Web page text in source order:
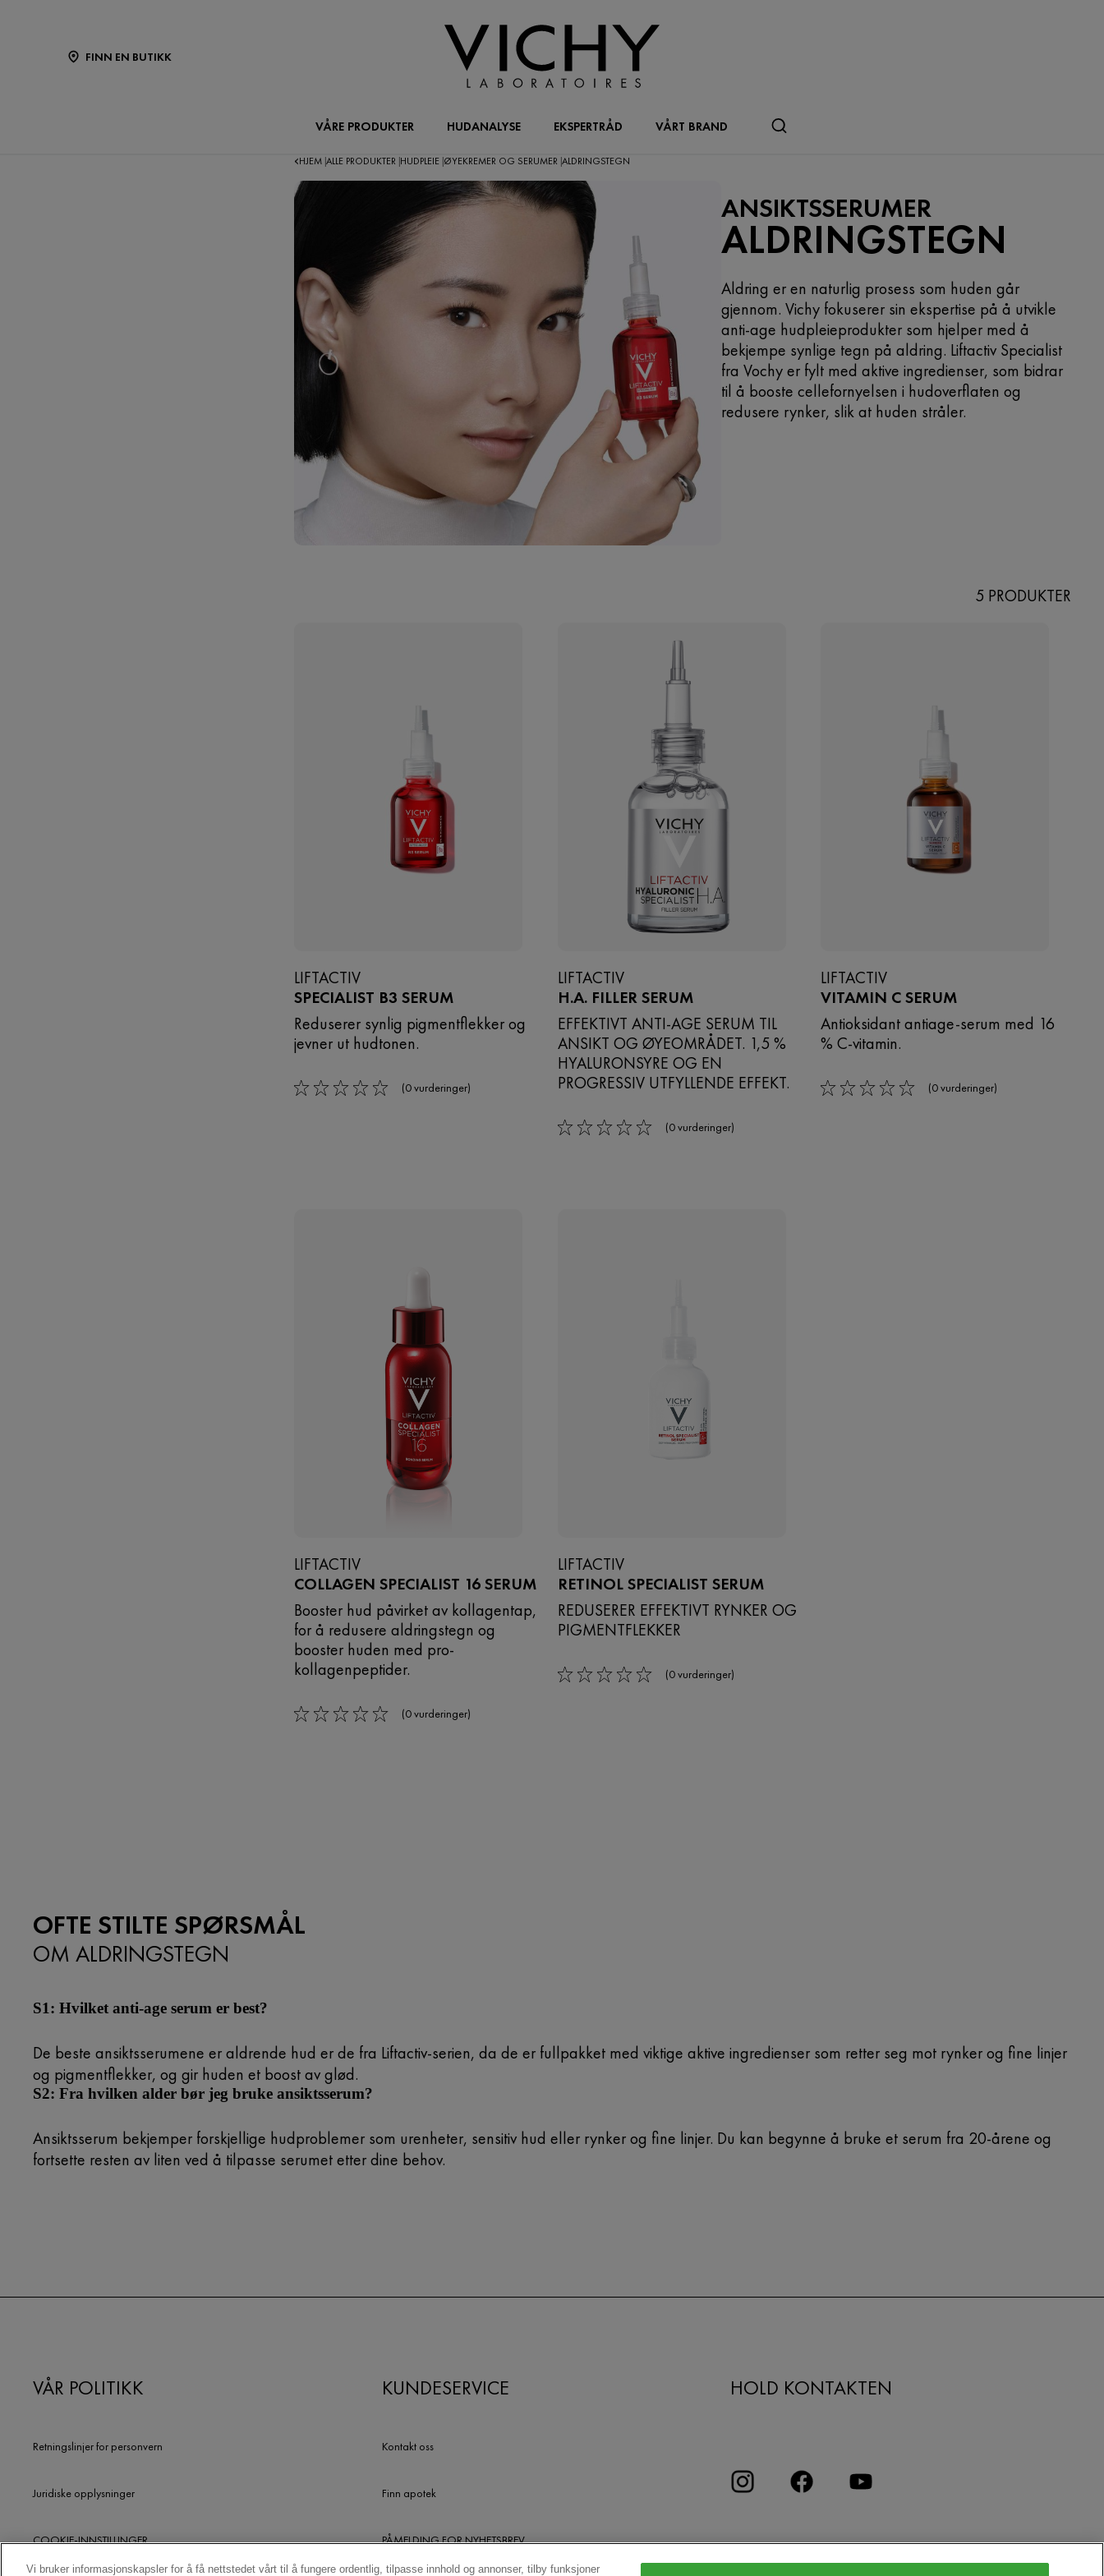
FINN EN BUTIKK
VÅRE PRODUKTER HUDANALYSE EKSPERTRÅD VÅRT BRAND
HJEM |ALLE PRODUKTER HUDPLEIE ØYEKREMER OG SERUMER |ALDRINGSTEGN
ANSIKTSSERUMER
ALDRINGSTEGN
Aldring er en naturlig prosess som huden går
gjennom. Vichy fokuserer sin ekspertise på å utvikle
anti-age hudpleieprodukter som hjelper med å
bekjempe synlige tegn på aldring. Liftactiv Specialist
fra Vochy er fylt med aktive ingredienser, som bidrar
til å booste cellefornyelsen i hudoverflaten og
redusere rynker, slik at huden stråler.
5 PRODUKTER
LIFTACTIV
SPECIALIST B3 SERUM
Reduserer synlig pigmentflekker og
jevner ut hudtonen.
0/5 (0 vurderinger)
LIFTACTIV
H.A. FILLER SERUM
EFFEKTIVT ANTI-AGE SERUM TIL
ANSIKT OG ØYEOMRÅDET. 1,5 %
HYALURONSYRE OG EN
PROGRESSIV UTFYLLENDE EFFEKT.
0/5 (0 vurderinger)
LIFTACTIV
VITAMIN C SERUM
Antioksidant antiage-serum med 16
% C-vitamin.
0/5 (0 vurderinger)
LIFTACTIV
COLLAGEN SPECIALIST 16 SERUM
Booster hud påvirket av kollagentap,
for å redusere aldringstegn og
booster huden med pro-
kollagenpeptider.
0/5 (0 vurderinger)
LIFTACTIV
RETINOL SPECIALIST SERUM
REDUSERER EFFEKTIVT RYNKER OG
PIGMENTFLEKKER
0/5 (0 vurderinger)
OFTE STILTE SPØRSMÅL
OM ALDRINGSTEGN
S1: Hvilket anti-age serum er best?
De beste ansiktsserumene er aldrende hud er de fra Liftactiv-serien, da de er fullpakket med viktige aktive ingredienser som retter seg mot rynker og fine linjer
og pigmentflekker, og gir huden et boost av glød.
S2: Fra hvilken alder bør jeg bruke ansiktsserum?
Ansiktsserum bekjemper forskjellige hudproblemer som urenheter, sensitiv hud eller rynker og fine linjer. Du kan begynne å bruke et serum fra 20-årene og
fortsette resten av liten ved å tilpasse serumet etter dine behov.
VÅR POLITIKK
Retningslinjer for personvern
Juridiske opplysninger
COOKIE-INNSTILLINGER
KUNDESERVICE
Kontakt oss
Finn apotek
PÅMELDING FOR NYHETSBREV
HOLD KONTAKTEN
Vi bruker informasjonskapsler for å få nettstedet vårt til å fungere ordentlig, tilpasse innhold og annonser, tilby funksjoner